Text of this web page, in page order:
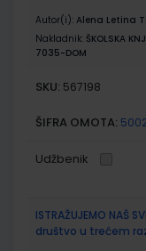
Autor(i): Alena Letina
Nakladnik: ŠKOLSKA
7035-DOM
SKU: 567198
ŠIFRA OMOTA:
Udžbenik
ISTRAŽUJEMO NAŠ
društvo u trećem